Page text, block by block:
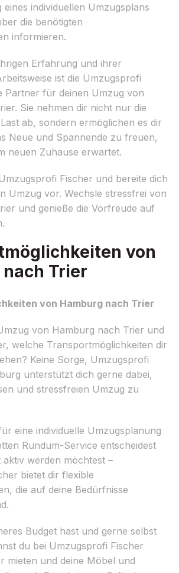
eines individuellen Umzugsplans
die benötigten
informieren.
Erfahrung und ihrer
ist die Umzugsprofi
Partner für deinen Umzug von
Sie nehmen dir nicht nur die
ab, sondern ermöglichen es dir
Neue und Spannende zu freuen,
neuen Zuhause erwartet.
Fischer und bereite dich
Umzug vor. Wechsle stressfrei von
und genieße die Vorfreude auf
von
Trier
von Hamburg nach Trier
von Hamburg nach Trier und
welche Transportmöglichkeiten dir
Keine Sorge, Umzugsprofi
unterstützt dich gerne dabei,
und stressfreien Umzug zu
eine individuelle Umzugsplanung
Rundum-Service entscheidest
werden möchtest –
bietet dir flexible
die auf deine Bedürfnisse
Budget hast und gerne selbst
du bei Umzugsprofi Fischer
mieten und deine Möbel und